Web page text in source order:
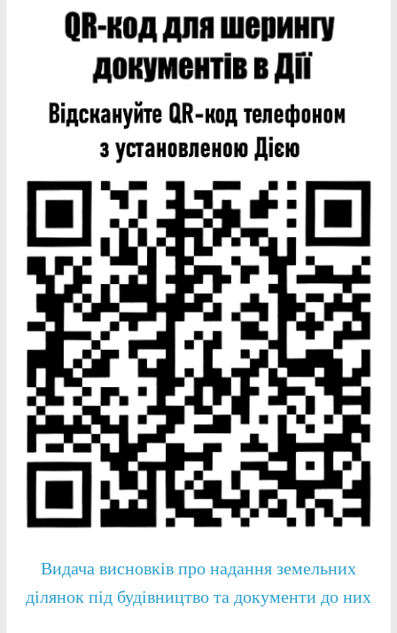
Видача висновків про надання земельних
ділянок під будівництво та документи до них